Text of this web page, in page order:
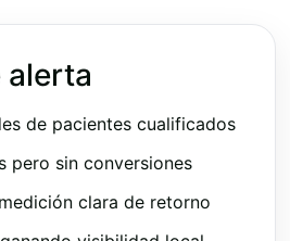
alerta
de pacientes cualificados
pero sin conversiones
clara de retorno